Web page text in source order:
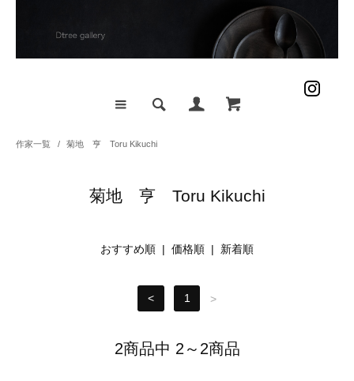
作家一覧 / 菊地 亨 Toru Kikuchi
菊地 亨 Toru Kikuchi
おすすめ順 | 価格順 | 新着順
< 1 >
2商品中 2～2商品